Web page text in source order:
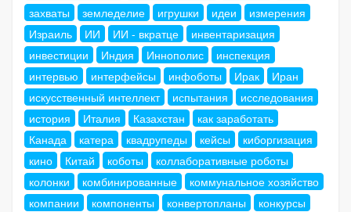
захваты
земледелие игрушки идеи
измерения
Израиль
ИИ ИИ - вкратце
инвентаризация
инвестиции
Индия Иннополис
инспекция
интервью
интерфейсы инфоботы Ирак
Иран
искусственный интеллект
испытания
исследования
история
Италия Казахстан
как заработать
Канада
катера квадрупеды кейсы
киборгизация
кино
Китай коботы
коллаборативные роботы
колонки
комбинированные
коммунальное хозяйство
компании
компоненты конвертопланы
конкурсы